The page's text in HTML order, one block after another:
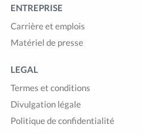
ENTREPRISE
Carrière et emplois
Matériel de presse
LEGAL
Termes et conditions
Divulgation légale
Politique de confidentialité